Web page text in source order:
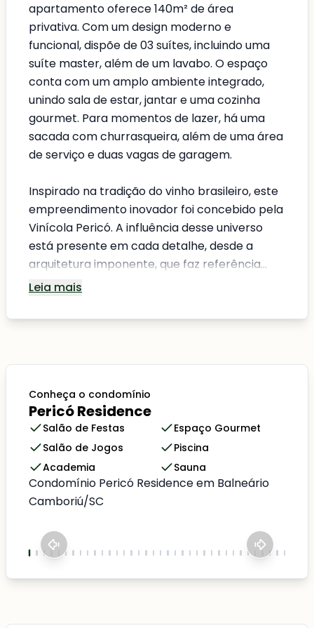
apartamento oferece 140m² de área
privativa. Com um design moderno e
funcional, dispõe de 03 suítes, incluindo uma
suíte master, além de um lavabo. O espaço
conta com um amplo ambiente integrado,
unindo sala de estar, jantar e uma cozinha
gourmet. Para momentos de lazer, há uma
sacada com churrasqueira, além de uma área
de serviço e duas vagas de garagem.
Inspirado na tradição do vinho brasileiro, este
empreendimento inovador foi concebido pela
Vinícola Pericó. A influência desse universo
está presente em cada detalhe, desde a
arquitetura imponente, que faz referência...
Leia mais
Conheça o condomínio
Pericó Residence
Salão de Festas
Espaço Gourmet
Salão de Jogos
Piscina
Academia
Sauna
Condomínio Pericó Residence em Balneário
Camboriú/SC